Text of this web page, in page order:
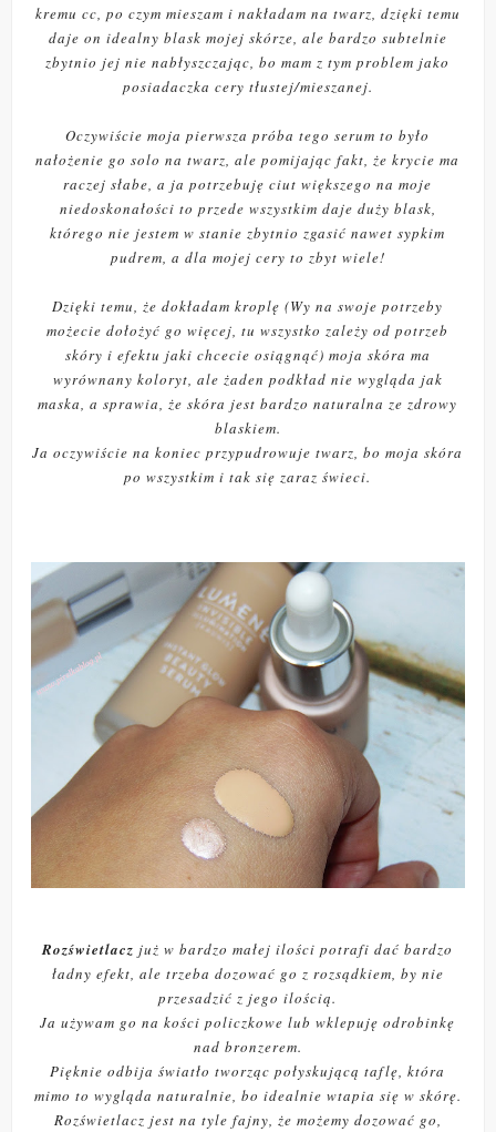
kremu cc, po czym mieszam i nakładam na twarz, dzięki temu
daje on idealny blask mojej skórze, ale bardzo subtelnie
zbytnio jej nie nabłyszczając, bo mam z tym problem jako
posiadaczka cery tłustej/mieszanej.
Oczywiście moja pierwsza próba tego serum to było
nałożenie go solo na twarz, ale pomijając fakt, że krycie ma
raczej słabe, a ja potrzebuję ciut większego na moje
niedoskonałości to przede wszystkim daje duży blask,
którego nie jestem w stanie zbytnio zgasić nawet sypkim
pudrem, a dla mojej cery to zbyt wiele!
Dzięki temu, że dokładam kroplę (Wy na swoje potrzeby
możecie dołożyć go więcej, tu wszystko zależy od potrzeb
skóry i efektu jaki chcecie osiągnąć) moja skóra ma
wyrównany koloryt, ale żaden podkład nie wygląda jak
maska, a sprawia, że skóra jest bardzo naturalna ze zdrowy
blaskiem.
Ja oczywiście na koniec przypudrowuje twarz, bo moja skóra
po wszystkim i tak się zaraz świeci.
Rozświetlacz już w bardzo małej ilości potrafi dać bardzo
ładny efekt, ale trzeba dozować go z rozsądkiem, by nie
przesadzić z jego ilością.
Ja używam go na kości policzkowe lub wklepuję odrobinkę
nad bronzerem.
Pięknie odbija światło tworząc połyskującą taflę, która
mimo to wygląda naturalnie, bo idealnie wtapia się w skórę.
Rozświetlacz jest na tyle fajny, że możemy dozować go,